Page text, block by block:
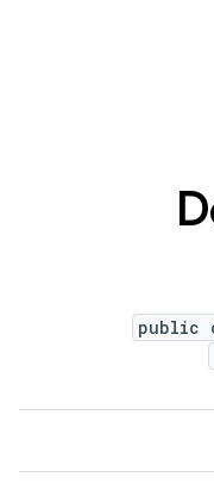
public